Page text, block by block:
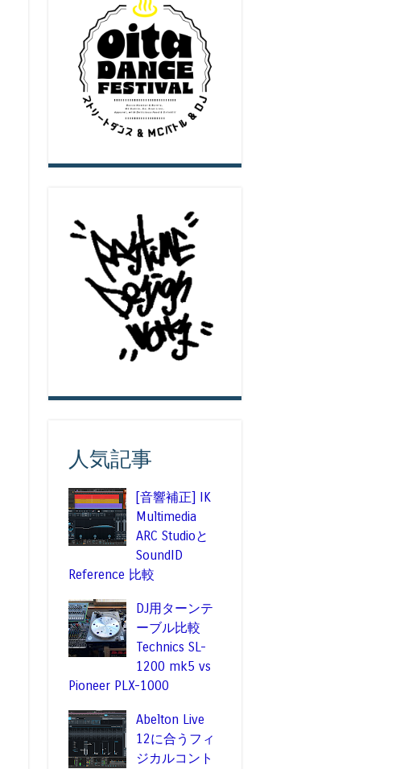
人気記事
[音響補正] IK
Multimedia
ARC Studioと
SoundID
Reference 比較
DJ用ターンテ
ーブル比較
Technics SL-
1200 mk5 vs
Pioneer PLX-1000
Abelton Live
12に合うフィ
ジカルコント